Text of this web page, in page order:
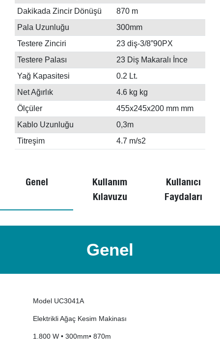
Dakikada Zincir Dönüşü
870 m
Pala Uzunluğu
300mm
Testere Zinciri
23 diş-3/8”90PX
Testere Palası
23 Diş Makaralı İnce
Yağ Kapasitesi
0.2 Lt.
Net Ağırlık
4.6 kg kg
Ölçüler
455x245x200 mm mm
Kablo Uzunluğu
0,3m
Titreşim
4.7 m/s2
Genel
Kullanım
Kılavuzu
Kullanıcı
Faydaları
Genel
Model UC3041A
Elektrikli Ağaç Kesim Makinası
1.800 W • 300mm• 870m